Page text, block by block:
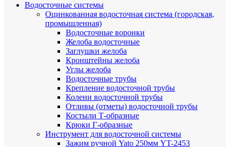
Водосточные системы
Оцинкованная водосточная система (городская,
промышленная)
Водосточные воронки
Желоба водосточные
Заглушки желоба
Кронштейны желоба
Углы желоба
Водосточные трубы
Крепление водосточной трубы
Колени водосточной трубы
Отливы (отметы) водосточной трубы
Костыли Т-образные
Крюки Г-образные
Инструмент для водосточной системы
Зажим ручной Yato 250мм YT-2453